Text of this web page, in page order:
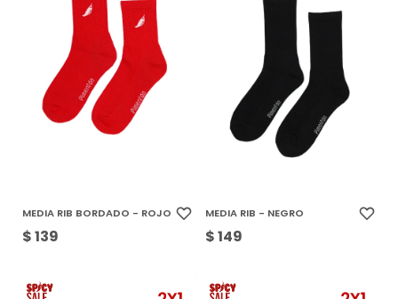
MEDIA RIB BORDADO - ROJO
$139
MEDIA RIB - NEGRO
$149